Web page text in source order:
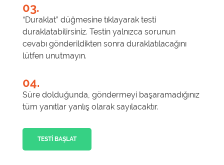
03.
“Duraklat” düğmesine tıklayarak testi
duraklatabilirsiniz. Testin yalnızca sorunun
cevabı gönderildikten sonra duraklatılacağını
lütfen unutmayın.
04.
Süre dolduğunda, göndermeyi başaramadığınız
tüm yanıtlar yanlış olarak sayılacaktır.
TESTI BAŞLAT